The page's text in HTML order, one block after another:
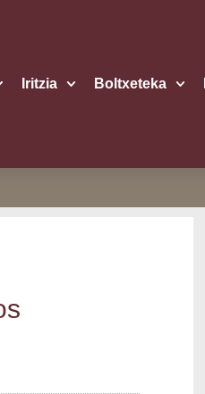
Iritzia Boltxe­te­ka